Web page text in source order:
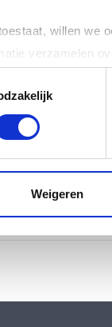
willen we
verzamelen
over hoe uw
op elk moment
te
en
Weigeren